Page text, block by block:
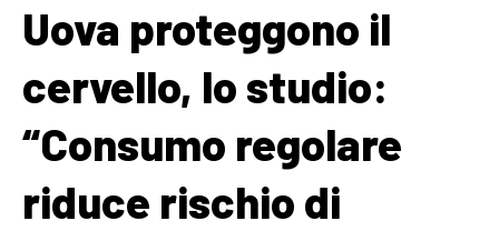
Uova proteggono il
cervello, lo studio:
“Consumo regolare
riduce rischio di